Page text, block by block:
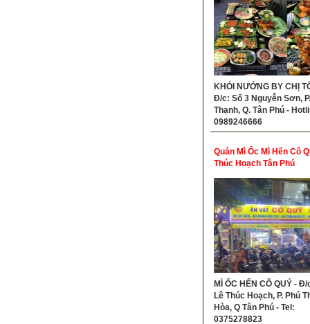
KHÓI NƯỚNG BY CHỊ
Đ/c: Số 3 Nguyễn Sơn,
Thạnh, Q. Tân Phú -
0989246666
Quán Mì Ốc Mì Hến Cô
Thúc Hoạch Tân Phú
MÌ ỐC HẾN CÔ QUÝ - Đ/
Lê Thúc Hoạch, P. Phú
Hòa, Q Tân Phú - Tel:
0375278823